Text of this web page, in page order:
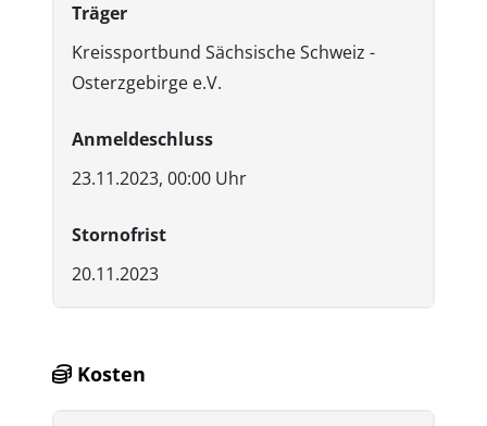
Träger
Kreissportbund Sächsische Schweiz -
Osterzgebirge e.V.
Anmeldeschluss
23.11.2023, 00:00 Uhr
Stornofrist
20.11.2023
Kosten